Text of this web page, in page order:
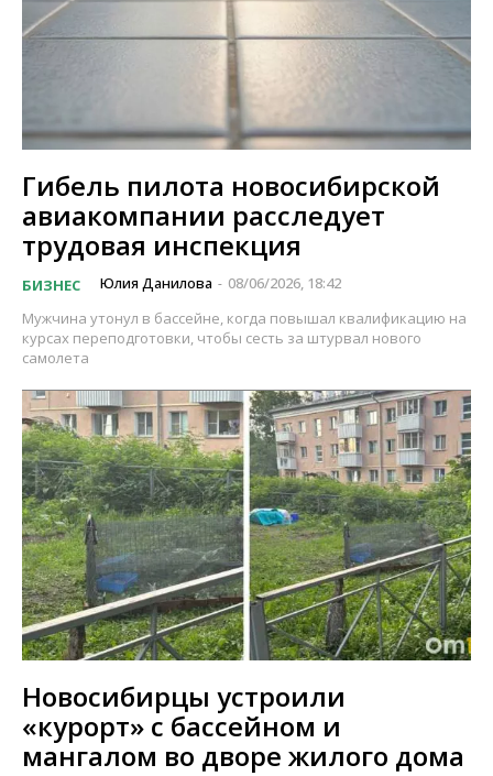
Гибель пилота новосибирской
авиакомпании расследует
трудовая инспекция
БИЗНЕС Юлия Данилова - 08/06/2026, 18:42
Мужчина утонул в бассейне, когда повышал квалификацию на
курсах переподготовки, чтобы сесть за штурвал нового
самолета
Новосибирцы устроили
«курорт» с бассейном и
мангалом во дворе жилого дома